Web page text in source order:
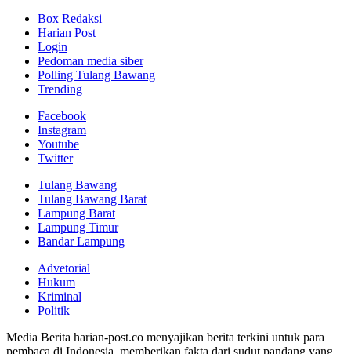
Box Redaksi
Harian Post
Login
Pedoman media siber
Polling Tulang Bawang
Trending
Facebook
Instagram
Youtube
Twitter
Tulang Bawang
Tulang Bawang Barat
Lampung Barat
Lampung Timur
Bandar Lampung
Advetorial
Hukum
Kriminal
Politik
Media Berita harian-post.co menyajikan berita terkini untuk para